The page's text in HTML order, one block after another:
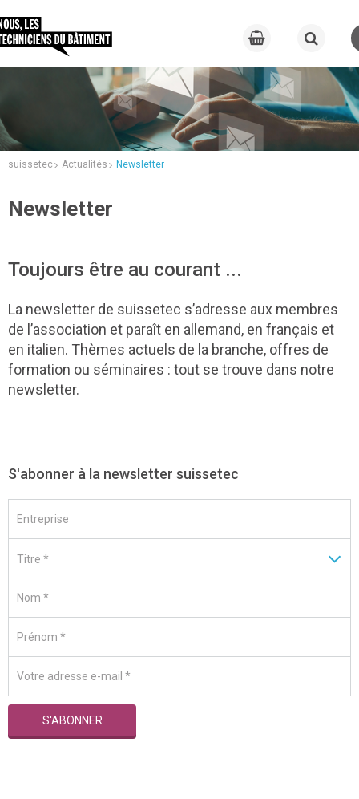
suissetec Actualités Newsletter
Newsletter
Toujours être au courant ...
La newsletter de suissetec s’adresse aux membres
de l’association et paraît en allemand, en français et
en italien. Thèmes actuels de la branche, offres de
formation ou séminaires : tout se trouve dans notre
newsletter.
S'abonner à la newsletter suissetec